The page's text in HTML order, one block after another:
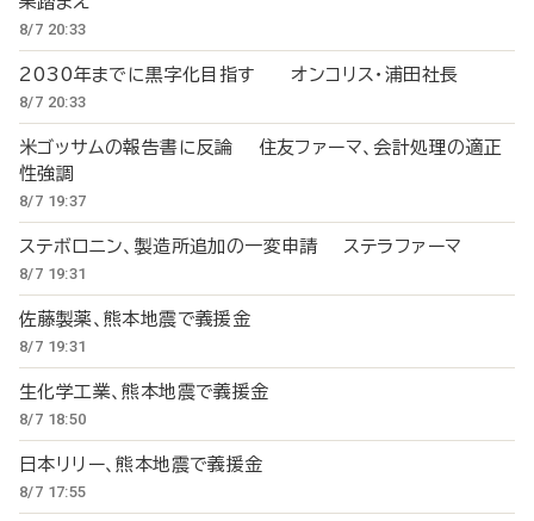
8/7 20:33
2030年までに黒字化目指す オンコリス・浦田社長
8/7 20:33
米ゴッサムの報告書に反論 住友ファーマ、会計処理の適正
性強調
8/7 19:37
ステボロニン、製造所追加の一変申請 ステラファーマ
8/7 19:31
佐藤製薬、熊本地震で義援金
8/7 19:31
生化学工業、熊本地震で義援金
8/7 18:50
日本リリー、熊本地震で義援金
8/7 17:55